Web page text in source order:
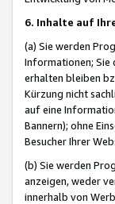
6. Inhalte auf
(a) Sie werden
Informationen; Sie
erhalten bleiben
Kürzung nicht
auf eine
Bannern); ohne
Besucher Ihrer
(b) Sie werden
anzeigen, weder
innerhalb von